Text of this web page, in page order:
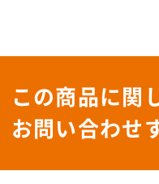
この商品に関
お問い合わせ